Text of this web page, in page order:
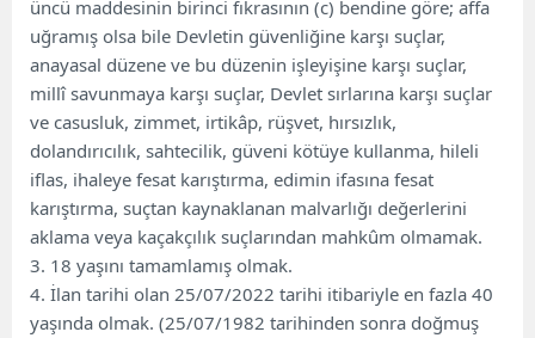
üncü maddesinin birinci fıkrasının (c) bendine göre; affa
uğramış olsa bile Devletin güvenliğine karşı suçlar,
anayasal düzene ve bu düzenin işleyişine karşı suçlar,
millî savunmaya karşı suçlar, Devlet sırlarına karşı suçlar
ve casusluk, zimmet, irtikâp, rüşvet, hırsızlık,
dolandırıcılık, sahtecilik, güveni kötüye kullanma, hileli
iflas, ihaleye fesat karıştırma, edimin ifasına fesat
karıştırma, suçtan kaynaklanan malvarlığı değerlerini
aklama veya kaçakçılık suçlarından mahkûm olmamak.
3. 18 yaşını tamamlamış olmak.
4. İlan tarihi olan 25/07/2022 tarihi itibariyle en fazla 40
yaşında olmak. (25/07/1982 tarihinden sonra doğmuş